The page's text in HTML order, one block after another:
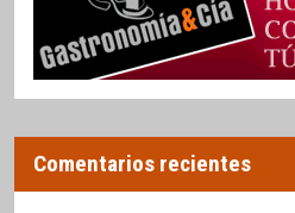
Comentarios recientes